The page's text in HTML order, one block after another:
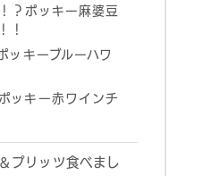
0662
？ポッキー麻婆豆
！
ッキーブルーハワ
ッキー赤ワインチ
プリッツ食べまし